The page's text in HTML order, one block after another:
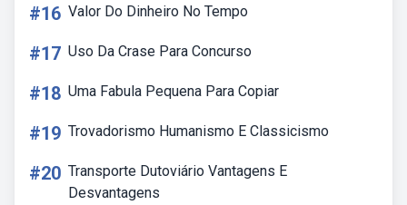
#16 Valor Do Dinheiro No Tempo
#17 Uso Da Crase Para Concurso
#18 Uma Fabula Pequena Para Copiar
#19 Trovadorismo Humanismo E Classicismo
#20 Transporte Dutoviário Vantagens E
Desvantagens